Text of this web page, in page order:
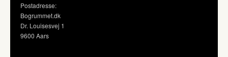
Postadresse:
Bogrummet.dk
Dr. Louisesvej 1
9600 Aars